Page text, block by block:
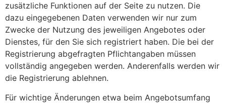
zusätzliche Funktionen auf der Seite zu nutzen. Die
dazu eingegebenen Daten verwenden wir nur zum
Zwecke der Nutzung des jeweiligen Angebotes oder
Dienstes, für den Sie sich registriert haben. Die bei der
Registrierung abgefragten Pflichtangaben müssen
vollständig angegeben werden. Anderenfalls werden wir
die Registrierung ablehnen.
Für wichtige Änderungen etwa beim Angebotsumfang